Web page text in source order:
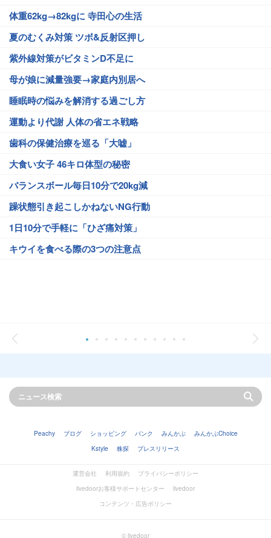
体重62kg→82kgに 寺田心の生活
夏のむくみ対策 ツボ&反射区押し
紫外線対策がビタミンD不足に
母が娘に減量強要→家庭内別居へ
睡眠時の悩みを解消する過ごし方
運動より代謝 人体の省エネ戦略
歯科の保健治療を巡る「大嘘」
大食い女子 46キロ体型の秘密
バランスボール毎日10分で20kg減
躁状態引き起こしかねないNG行動
1日10分で手軽に「ひざ痛対策」
キウイを食べる際の3つの注意点
Peachy ブログ ショッピング バンク みんかぶ
みんかぶChoice
Kstyle
株探 プレスリリース
運営会社 利用規約
プライバシーポリシー
livedoorお客様サポートセンター
livedoor
コンテンツ・広告ポリシー
© livedoor